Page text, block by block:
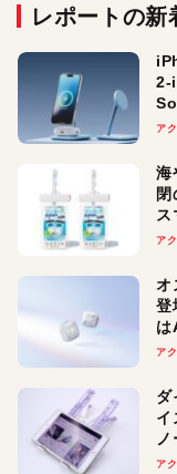
レポートの新
2-
ー
ア
海
ス
ア
オ
登
は
ア
ダ
イ
べ
ア